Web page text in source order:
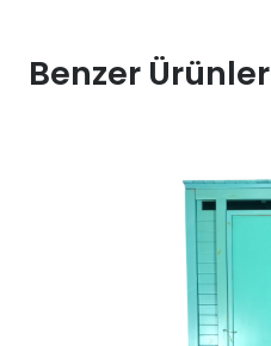
Benzer Ürünler